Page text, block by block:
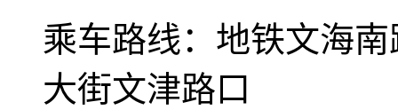
乘车路线： 地铁文海
大街文津路口